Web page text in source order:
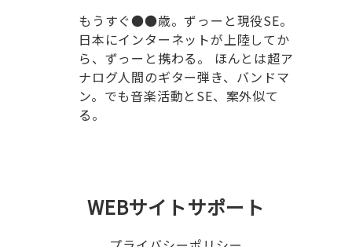
もうすぐ●●歳。ずっーと現役SE。
日本にインターネットが上陸してか
ら、ずっーと携わる。 ほんとは超ア
ナログ人間のギター弾き、バンドマ
ン。でも音楽活動とSE、案外似て
る。
WEBサイトサポート